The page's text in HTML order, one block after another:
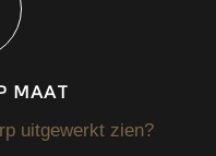
MAAT
uitgewerkt zien?